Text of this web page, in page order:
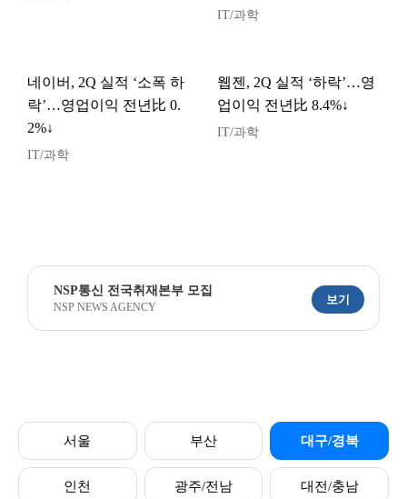
IT/과학
네이버, 2Q 실적 ‘소폭 하
락’…영업이익 전년比 0.
2%↓
IT/과학
웹젠, 2Q 실적 ‘하락’…영
업이익 전년比 8.4%↓
IT/과학
NSP통신 전국취재본부 모집
NSP NEWS AGENCY
보기
서울 부산 대구/경북
인천 광주/전남 대전/충남